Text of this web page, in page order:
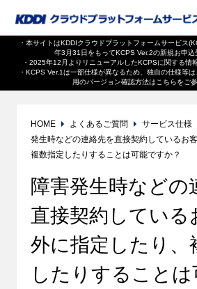
・本サイトはKDDIクラウドプラットフォームサービス
年3月31日をもってKCPS Ver.2の新規お申込
・2025年12月よりリニューアルしたKCPSに関する情
・KCPS Ver.1は一部仕様が異なるため、独自の仕様等は
用のバージョン確認方法は こちらをご
HOME よくあるご質問 サービス仕様
発生時などの連絡先を直接契約しているお
複数指定したりすることは可能ですか？
障害発生時などの
直接契約している
外に指定したり、
したりすること